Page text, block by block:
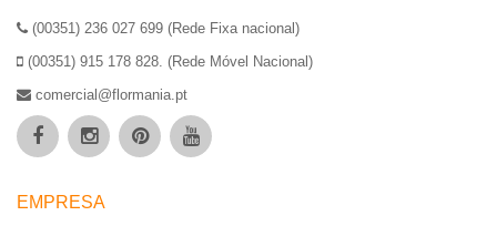
(00351) 236 027 699 (Rede Fixa nacional)
(00351) 915 178 828. (Rede Móvel Nacional)
comercial@flormania.pt
EMPRESA